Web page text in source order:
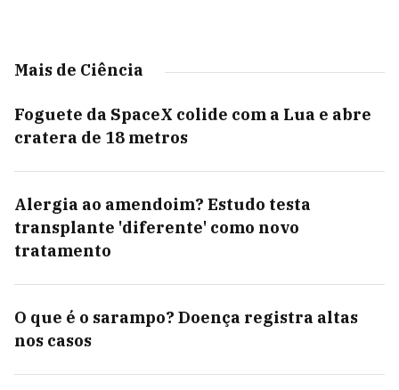
Mais de Ciência
Foguete da SpaceX colide com a Lua e abre
cratera de 18 metros
Alergia ao amendoim? Estudo testa
transplante 'diferente' como novo
tratamento
O que é o sarampo? Doença registra altas
nos casos